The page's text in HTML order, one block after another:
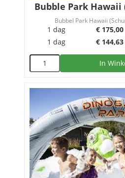
Bubble Park
Bubbel Park Hawaii
1 dag € 175,00
1 dag
€ 144,63
In